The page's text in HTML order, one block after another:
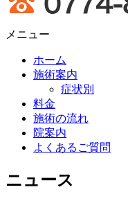
メニュー
ホーム
施術案内
症状別
料金
施術の流れ
院案内
よくあるご質問
ニュース